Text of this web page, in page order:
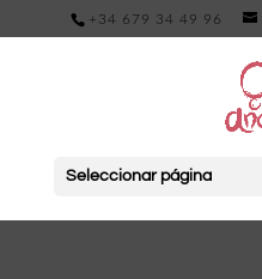
+34 679 34 49 96
Seleccionar página